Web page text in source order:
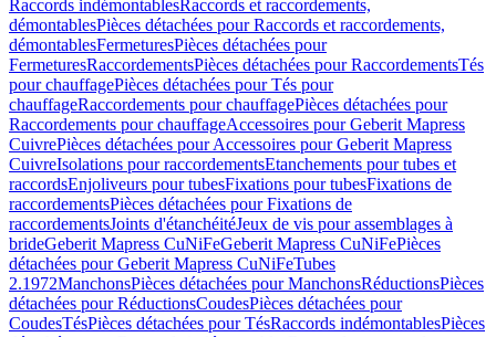
Raccords indémontablesRaccords et raccordements,
démontablesPièces détachées pour Raccords et raccordements,
démontablesFermeturesPièces détachées pour
FermeturesRaccordementsPièces détachées pour RaccordementsTés
pour chauffagePièces détachées pour Tés pour
chauffageRaccordements pour chauffagePièces détachées pour
Raccordements pour chauffageAccessoires pour Geberit Mapress
CuivrePièces détachées pour Accessoires pour Geberit Mapress
CuivreIsolations pour raccordementsEtanchements pour tubes et
raccordsEnjoliveurs pour tubesFixations pour tubesFixations de
raccordementsPièces détachées pour Fixations de
raccordementsJoints d'étanchéitéJeux de vis pour assemblages à
brideGeberit Mapress CuNiFeGeberit Mapress CuNiFePièces
détachées pour Geberit Mapress CuNiFeTubes
2.1972ManchonsPièces détachées pour ManchonsRéductionsPièces
détachées pour RéductionsCoudesPièces détachées pour
CoudesTésPièces détachées pour TésRaccords indémontablesPièces